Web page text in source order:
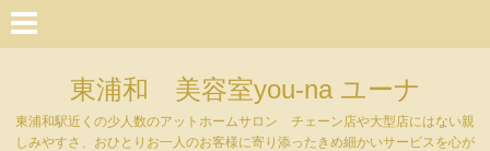
東浦和 美容室you-na ユーナ
東浦和駅近くの少人数のアットホームサロン チェーン店や大型店にはない親
しみやすさ、おひとりお一人のお客様に寄り添ったきめ細かいサービスを心が